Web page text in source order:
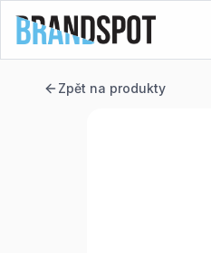
Zpět na produkty